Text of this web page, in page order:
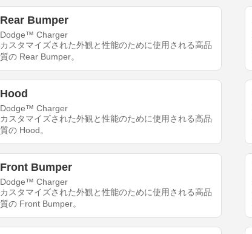
Rear Bumper
Dodge™ Charger
カスタマイズされた外観と性能のために使用される高品
質の Rear Bumper。
Hood
Dodge™ Charger
カスタマイズされた外観と性能のために使用される高品
質の Hood。
Front Bumper
Dodge™ Charger
カスタマイズされた外観と性能のために使用される高品
質の Front Bumper。